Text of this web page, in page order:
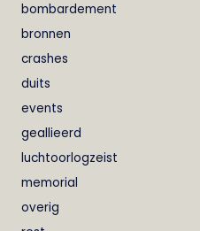
bombardement
bronnen
crashes
duits
events
geallieerd
luchtoorlogzeist
memorial
overig